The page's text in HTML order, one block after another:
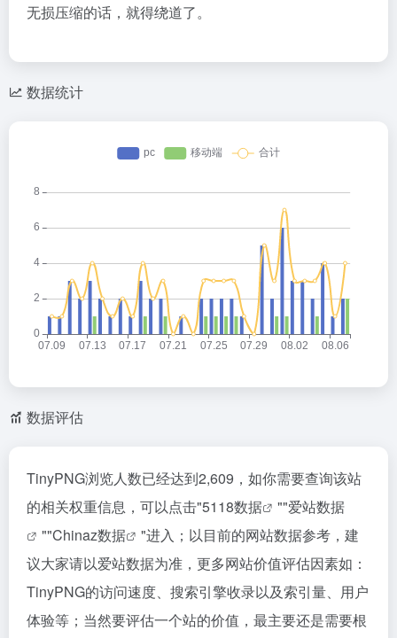
无损压缩的话，就得绕道了。
数据统计
数据评估
TinyPNG浏览人数已经达到2,609，如你需要查询该站
的相关权重信息，可以点击"5118数据 ""爱站数据
""Chinaz数据
"进入；以目前的网站数据参考，建
议大家请以爱站数据为准，更多网站价值评估因素如：
TinyPNG的访问速度、搜索引擎收录以及索引量、用户
体验等；当然要评估一个站的价值，最主要还是需要根